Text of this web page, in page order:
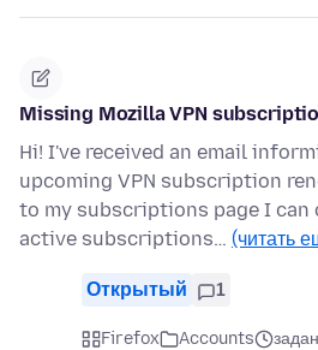
Missing Mozilla VPN
Hi! I've received an email
upcoming VPN subscription
to my subscriptions page I can
active subscriptions… (читать
Открытый 1
Firefox Accounts